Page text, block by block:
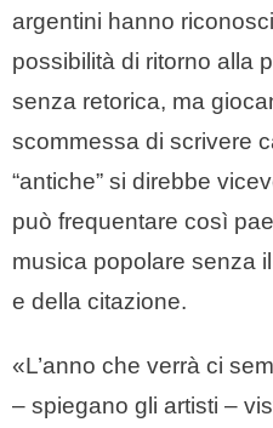
argentini hanno
possibilità di ritorno alla
senza retorica, ma
scommessa di scrivere
“antiche” si direbbe
può frequentare così
musica popolare senza
e della citazione.
«L’anno che verrà ci
– spiegano gli artisti –